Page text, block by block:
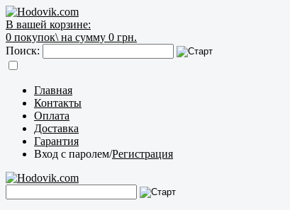
В вашей корзине:
0 покупок\ на сумму 0 грн.
Поиск:
Главная
Контакты
Оплата
Доставка
Гарантия
Вход с паролем/Регистрация